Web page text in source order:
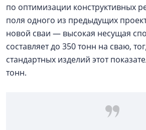
по оптимизации конструктивных
поля одного из предыдущих
новой сваи — высокая несущая
составляет до 350 тонн на сваю,
стандартных изделий этот
тонн.